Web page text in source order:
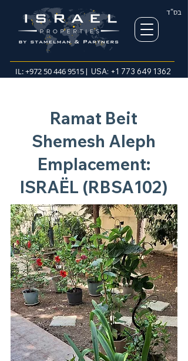
בס"ד
IL:+972 50 446 9515| USA: +1 773 649 1362
Ramat Beit
Shemesh Aleph
Emplacement:
ISRAËL (RBSA102)